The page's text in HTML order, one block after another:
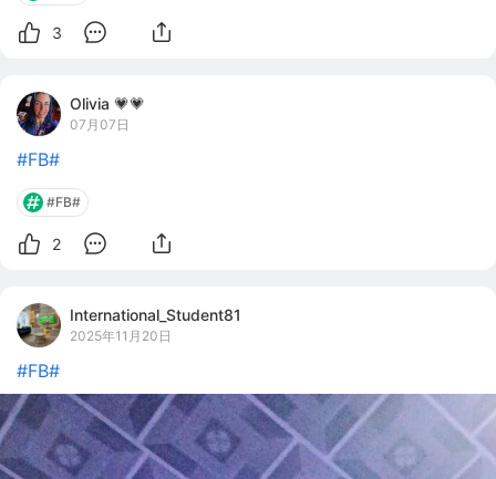
3
Olivia 💗💗
07月07日
#FB#
#FB#
2
International_Student81
2025年11月20日
#FB#